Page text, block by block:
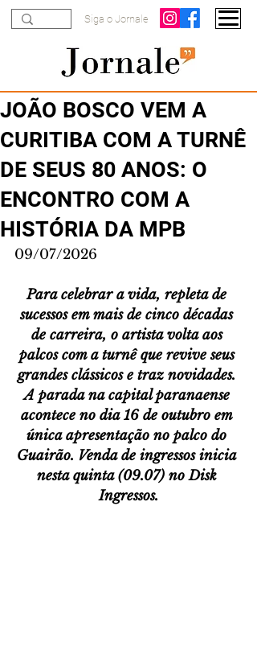
Siga o Jornale
JOÃO BOSCO VEM A
CURITIBA COM A TURNÊ
DE SEUS 80 ANOS: O
ENCONTRO COM A
HISTÓRIA DA MPB
09/07/2026
Para celebrar a vida, repleta de
sucessos em mais de cinco décadas
de carreira, o artista volta aos
palcos com a turnê que revive seus
grandes clássicos e traz novidades.
A parada na capital paranaense
acontece no dia 16 de outubro em
única apresentação no palco do
Guairão. Venda de ingressos inicia
nesta quinta (09.07) no Disk
Ingressos.